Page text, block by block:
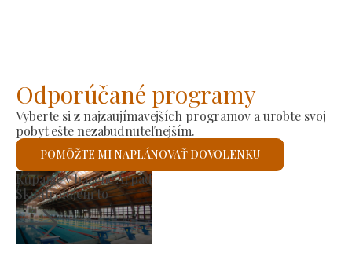
Odporúčané programy
Vyberte si z najzaujímavejších programov a urobte svoj
pobyt ešte nezabudnuteľnejším.
POMÔŽTE MI NAPLÁNOVAŤ DOVOLENKU
Trh výrobcov
Skontrolujem to